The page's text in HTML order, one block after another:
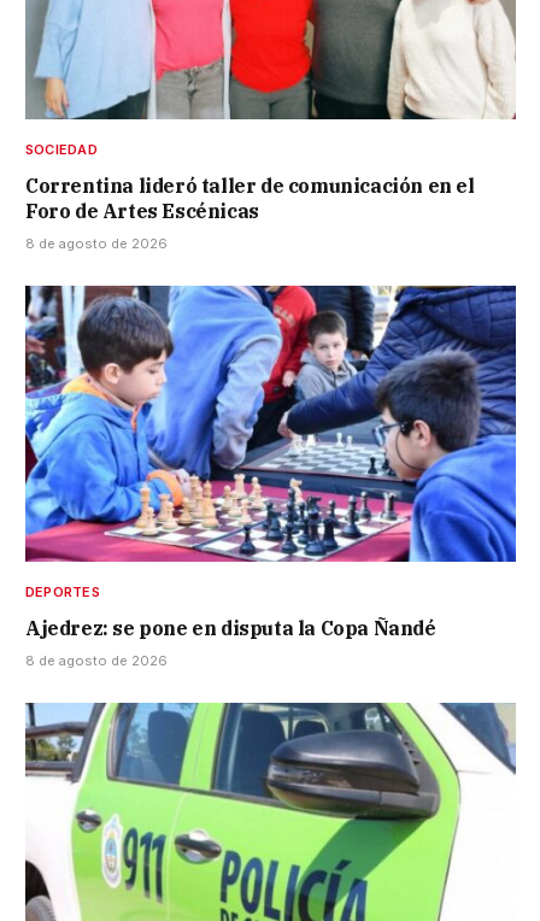
SOCIEDAD
Correntina lideró taller de comunicación en el
Foro de Artes Escénicas
8 de agosto de 2026
DEPORTES
Ajedrez: se pone en disputa la Copa Ñandé
8 de agosto de 2026